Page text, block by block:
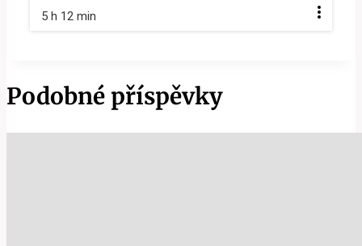
5 h 12 min
Podobné příspěvky